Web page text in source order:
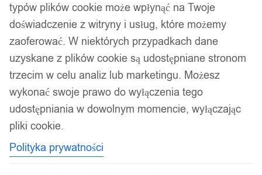
typów plików cookie może wpłynąć na Twoje
doświadczenie z witryny i usług, które możemy
zaoferować. W niektórych przypadkach dane
uzyskane z plików cookie są udostępniane stronom
trzecim w celu analiz lub marketingu. Możesz
wykonać swoje prawo do wyłączenia tego
udostępniania w dowolnym momencie, wyłączając
pliki cookie.
Polityka prywatności